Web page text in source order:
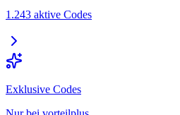
1.243 aktive Codes
Exklusive Codes